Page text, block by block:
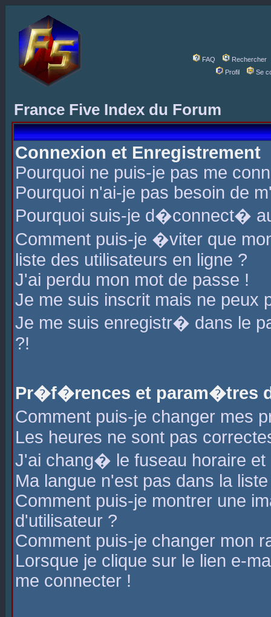
FAQ
Rechercher
Profil
Se
France Five Index du Forum
Connexion et Enregistrement
Pourquoi ne puis-je pas me
Pourquoi n'ai-je pas besoin de
Pourquoi suis-je d�connect�
Comment puis-je �viter que
liste des utilisateurs en ligne ?
J'ai perdu mon mot de passe !
Je me suis inscrit mais ne peux
Je me suis enregistr� dans le
?!
Pr�f�rences et param�tres
Comment puis-je changer mes
Les heures ne sont pas
J'ai chang� le fuseau horaire
Ma langue n'est pas dans la
Comment puis-je montrer une
d'utilisateur ?
Comment puis-je changer mon
Lorsque je clique sur le lien e-
me connecter !